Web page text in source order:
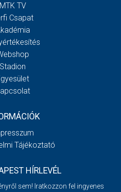
MTK TV
Csapat
Stadion
Tájékoztató
HÍRLEVÉL
sem! Iratkozzon fel ingyenes